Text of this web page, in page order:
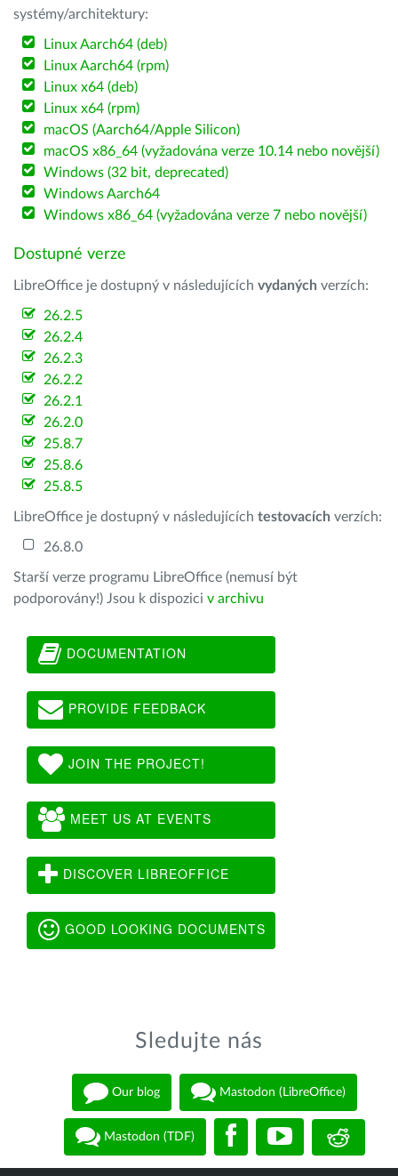
systémy/architektury:
Linux Aarch64 (deb)
Linux Aarch64 (rpm)
Linux x64 (deb)
Linux x64 (rpm)
macOS (Aarch64/Apple Silicon)
macOS x86_64 (vyžadována verze 10.14 nebo novější)
Windows (32 bit, deprecated)
Windows Aarch64
Windows x86_64 (vyžadována verze 7 nebo novější)
Dostupné verze
LibreOffice je dostupný v následujících vydaných verzích:
26.2.5
26.2.4
26.2.3
26.2.2
26.2.1
26.2.0
25.8.7
25.8.6
25.8.5
LibreOffice je dostupný v následujících testovacích verzích:
26.8.0
Starší verze programu LibreOffice (nemusí být
podporovány!) Jsou k dispozici v archivu
DOCUMENTATION
PROVIDE FEEDBACK
JOIN THE PROJECT!
MEET US AT EVENTS
DISCOVER LIBREOFFICE
GOOD LOOKING DOCUMENTS
Sledujte nás
Our blog Mastodon (LibreOffice)
Mastodon (TDF)